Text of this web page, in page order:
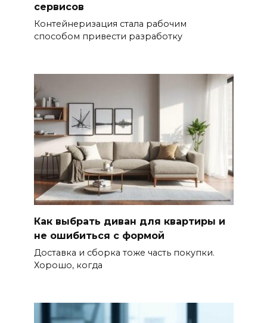
сервисов
Контейнеризация стала рабочим
способом привести разработку
Как выбрать диван для квартиры и
не ошибиться с формой
Доставка и сборка тоже часть покупки.
Хорошо, когда